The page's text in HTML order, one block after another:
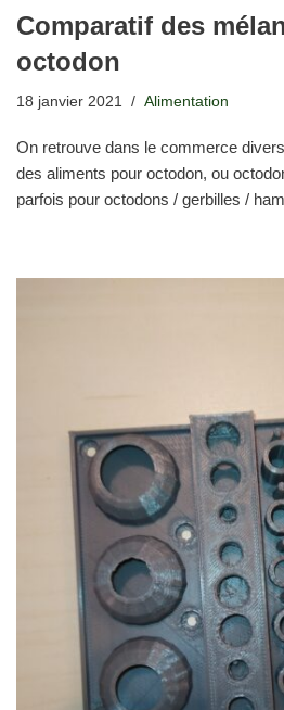
Comparatif des
octodon
18 janvier 2021 Alimentation
On retrouve dans le commerce
des aliments pour octodon, ou
parfois pour octodons / gerbilles /